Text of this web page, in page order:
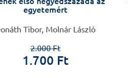
egyetemért
Tibor, Molnár László
2.000 Ft
1.700 Ft